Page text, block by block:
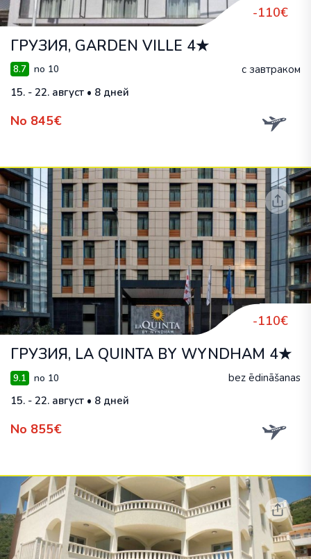
-110€
ГРУЗИЯ, GARDEN VILLE 4★
8.7 no 10
с завтраком
15. - 22. август • 8 дней
No 845€
-110€
ГРУЗИЯ, LA QUINTA BY WYNDHAM 4★
9.1 no 10
bez ēdināšanas
15. - 22. август • 8 дней
No 855€